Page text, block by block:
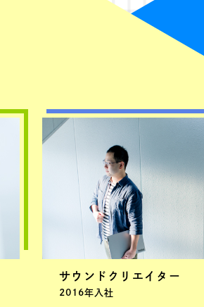
サウンドクリエイター
2016年入社